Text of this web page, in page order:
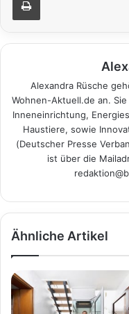
Alexandra Rüsche
Wohnen-Aktuell.de an.
Inneneinrichtung,
Haustiere, sowie
(Deutscher Presse
ist über die
Ähnliche Artikel